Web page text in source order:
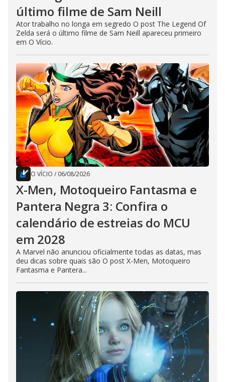
último filme de Sam Neill
Ator trabalho no longa em segredo O post The Legend Of
Zelda será o último filme de Sam Neill apareceu primeiro
em O Vício.
O VÍCIO / 06/08/2026
X-Men, Motoqueiro Fantasma e
Pantera Negra 3: Confira o
calendário de estreias do MCU
em 2028
A Marvel não anunciou oficialmente todas as datas, mas
deu dicas sobre quais são O post X-Men, Motoqueiro
Fantasma e Pantera...